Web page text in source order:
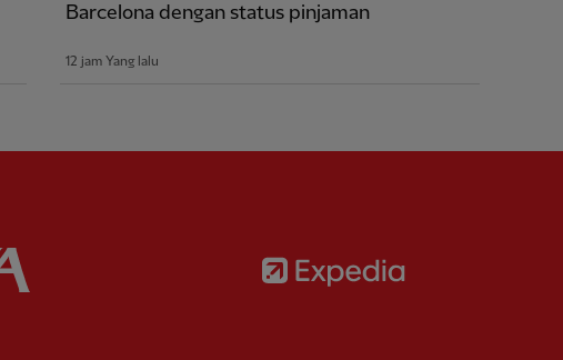
Barcelona dengan status pinjaman
12 jam Yang lalu